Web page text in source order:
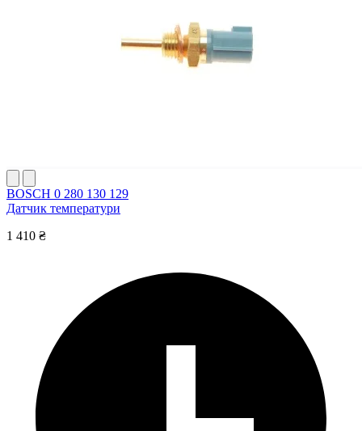
BOSCH 0 280 130 129
Датчик температури
1 410 ₴